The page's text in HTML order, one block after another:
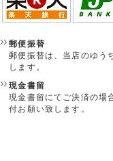
郵便振替
郵便振替は、当店のゆう
します。
現金書留
現金書留にてご決済の場
付お願い致します。